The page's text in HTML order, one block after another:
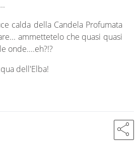
calda della Candela Profumata
ammettetelo che quasi quasi
onde....eh?!?
dell'Elba!
share